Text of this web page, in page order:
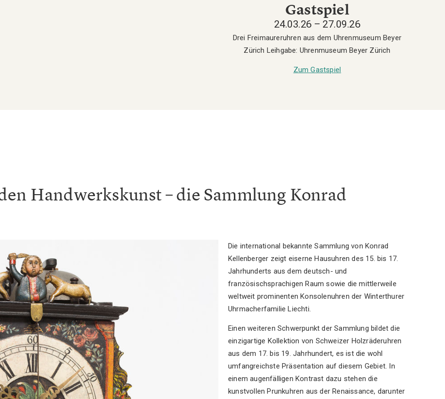
Gastspiel
24.03.26 – 27.09.26
Drei Freimaureruhren aus dem Uhrenmuseum Beyer
Zürich Leihgabe: Uhrenmuseum Beyer Zürich
Zum Gastspiel
Handwerkskunst – die Sammlung Konrad
Die international bekannte Sammlung von Konrad
Kellenberger zeigt eiserne Hausuhren des 15. bis 17.
Jahrhunderts aus dem deutsch- und
französischsprachigen Raum sowie die mittlerweile
weltweit prominenten Konsolenuhren der Winterthurer
Uhrmacherfamilie Liechti.
Einen weiteren Schwerpunkt der Sammlung bildet die
einzigartige Kollektion von Schweizer Holzräderuhren
aus dem 17. bis 19. Jahrhundert, es ist die wohl
umfangreichste Präsentation auf diesem Gebiet. In
einem augenfälligen Kontrast dazu stehen die
kunstvollen Prunkuhren aus der Renaissance, darunter